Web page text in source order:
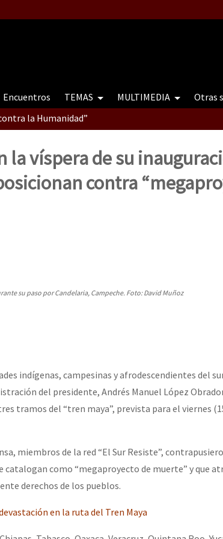
Encuentros TEMAS MULTIMEDIA Otras
la Humanidad”
contra a Humanidade”(As populações e a natureza
(As populações e a natureza sob cerco)
por la libertad de Jesús Plácido Galindo y el alto a la
publica no Estado Espanhol
la víspera de su
contra
su paso por Candelaria, Campeche. Foto: David Muñoz
indígenas, campesinas y afrodescendientes del
del presidente, Andrés Manuel López
tramos del “tren maya”, prevista para el viernes
miembros de la red “El Sur Resiste”,
catalogan como “megaproyecto de muerte” y que
derechos de los pueblos.
en la ruta del Tren Maya